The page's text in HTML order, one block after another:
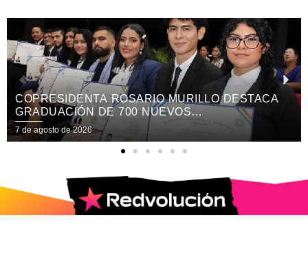
MURILLO DESTACA
PRESIDENTE
PRESENTAN
NICARAGUA KRONOX
MÁS ALLÁ!
7 de agosto de 2026